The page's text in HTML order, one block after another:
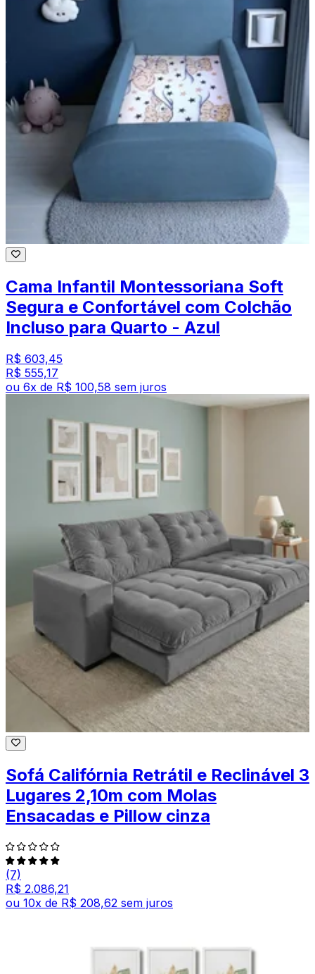
Cama Infantil Montessoriana Soft
Segura e Confortável com Colchão
Incluso para Quarto - Azul
R$ 603,45
R$ 555,17
ou 6x de R$ 100,58 sem juros
Sofá Califórnia Retrátil e Reclinável 3
Lugares 2,10m com Molas
Ensacadas e Pillow cinza
(7)
R$ 2.086,21
ou 10x de R$ 208,62 sem juros